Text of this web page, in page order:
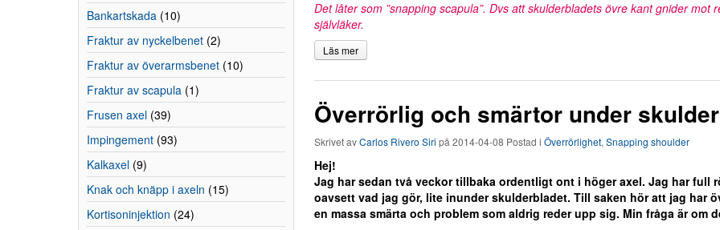
Det låter som ”snapping scapula”. Dvs att skulderbladets övre kant gnider
självläker.
Läs mer
Överrörlig och smärtor under
Skrivet avCarlos Rivero Siri på 2014-04-08 Postad i Överrörlighet, Snapping shoulder
Hej!
Jag har sedan två veckor tillbaka ordentligt ont i höger axel. Jag har full
oavsett vad jag gör, lite inunder skulderbladet. Till saken hör att jag har
en massa smärta och problem som aldrig reder upp sig. Min fråga är om
Bankartskada (10)
Fraktur av nyckelbenet (2)
Fraktur av överarmsbenet (10)
Fraktur av scapula (1)
Frusen axel (39)
Impingement (93)
Kalkaxel (9)
Knak och knäpp i axeln (15)
Kortisoninjektion (24)